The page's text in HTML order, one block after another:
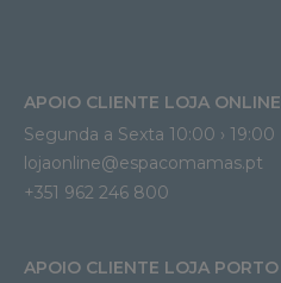
APOIO CLIENTE LOJA ONLINE
Segunda a Sexta 10:00 › 19:00
lojaonline@espacomamas.pt
+351 962 246 800
APOIO CLIENTE LOJA PORTO